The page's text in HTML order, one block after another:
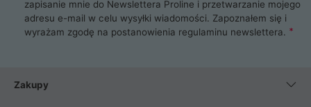
zapisanie mnie do Newslettera Proline i przetwarzanie mojego
adresu e-mail w celu wysyłki wiadomości. Zapoznałem się i
wyrażam zgodę na postanowienia regulaminu newslettera.
Zakupy